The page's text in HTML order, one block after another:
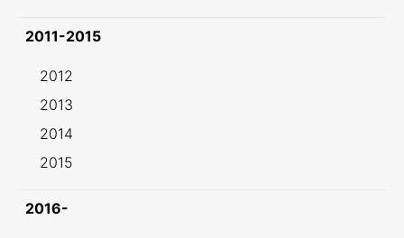
2011-2015
2012
2013
2014
2015
2016-